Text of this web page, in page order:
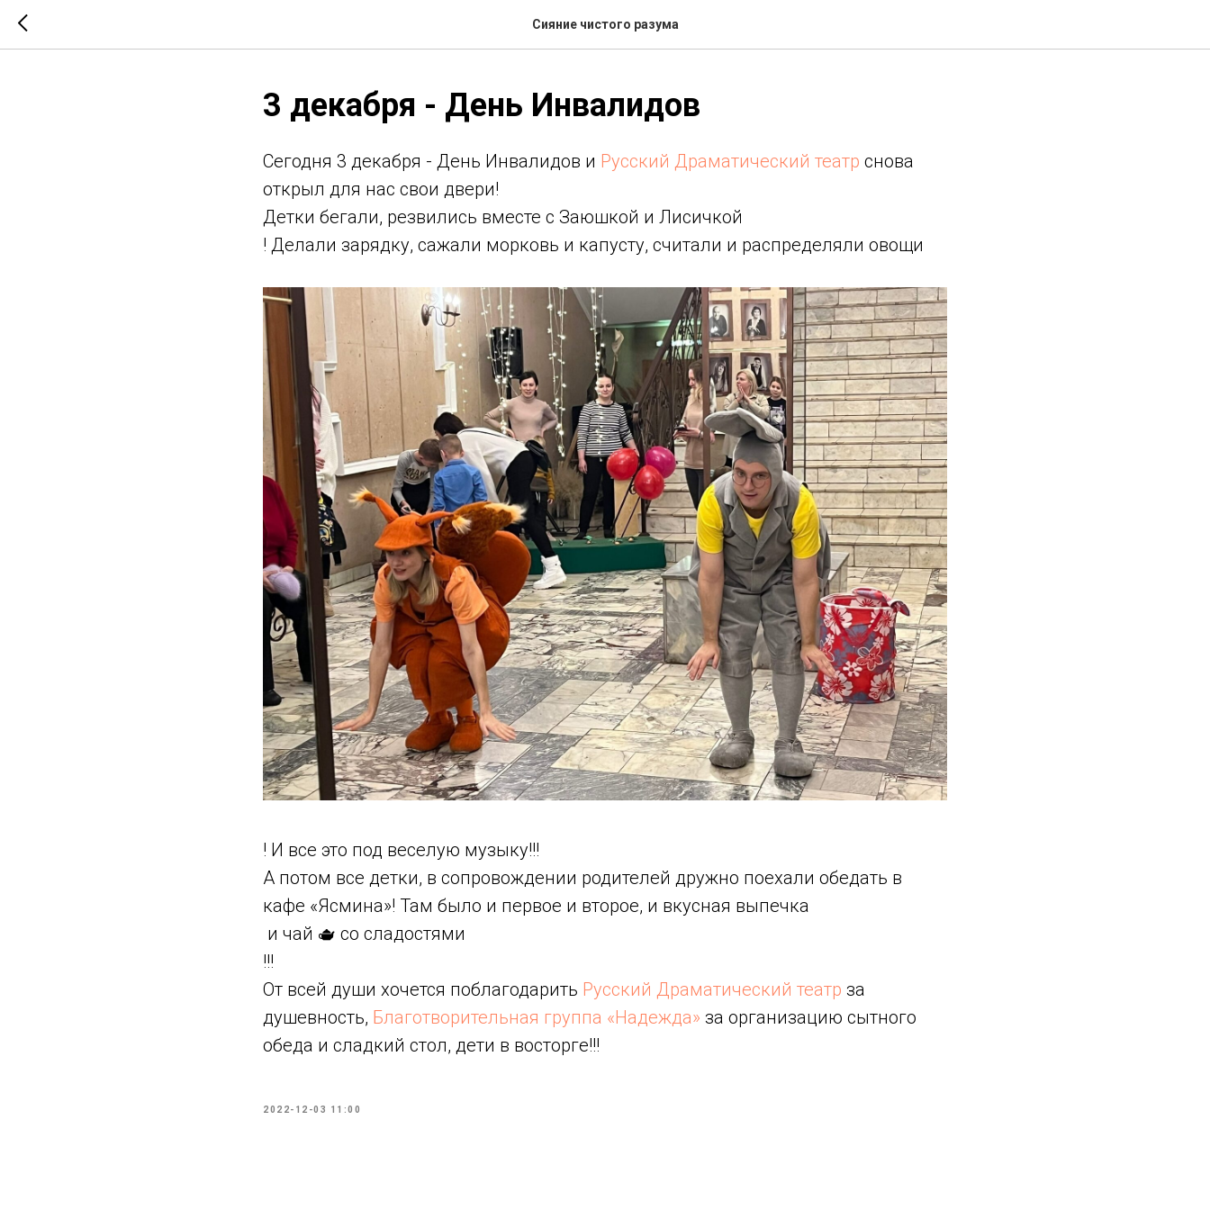
Сияние чистого разума
3 декабря - День Инвалидов
Сегодня 3 декабря - День Инвалидов и Русский Драматический театр снова
открыл для нас свои двери!
Детки бегали, резвились вместе с Заюшкой и Лисичкой
! Делали зарядку, сажали морковь и капусту, считали и распределяли овощи
! И все это под веселую музыку!!!
А потом все детки, в сопровождении родителей дружно поехали обедать в
кафе «Ясмина»! Там было и первое и второе, и вкусная выпечка
и чай 🫖 со сладостями
!!!
От всей души хочется поблагодарить Русский Драматический театр за
душевность, Благотворительная группа «Надежда» за организацию сытного
обеда и сладкий стол, дети в восторге!!!
2022-12-03 11:00